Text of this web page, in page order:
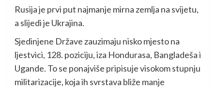
Rusija je prvi put najmanje mirna zemlja na svijetu,
a slijedi je Ukrajina.
Sjedinjene Države zauzimaju nisko mjesto na
ljestvici, 128. poziciju, iza Hondurasa, Bangladeša i
Ugande. To se ponajviše pripisuje visokom stupnju
militarizacije, koja ih svrstava bliže manje